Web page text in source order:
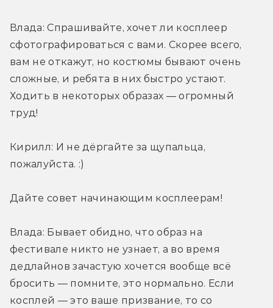
Влада: Спрашивайте, хочет ли косплеер
сфотографироваться с вами. Скорее всего,
вам не откажут, но костюмы бывают очень
сложные, и ребята в них быстро устают.
Ходить в некоторых образах — огромный
труд!
Кирилл: И не дёргайте за щупальца,
пожалуйста. :)
Дайте совет начинающим косплеерам!
Влада: Бывает обидно, что образ на
фестивале никто не узнает, а во время
дедлайнов зачастую хочется вообще всё
бросить — помните, это нормально. Если
косплей — это ваше призвание, то со